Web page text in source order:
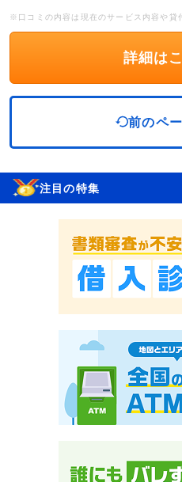
※口コミの内容は現在のサービス内容や貸
詳細は
前のペ
注目の特集